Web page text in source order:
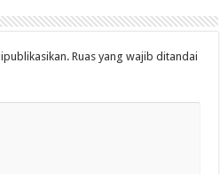
Ruas yang wajib ditandai